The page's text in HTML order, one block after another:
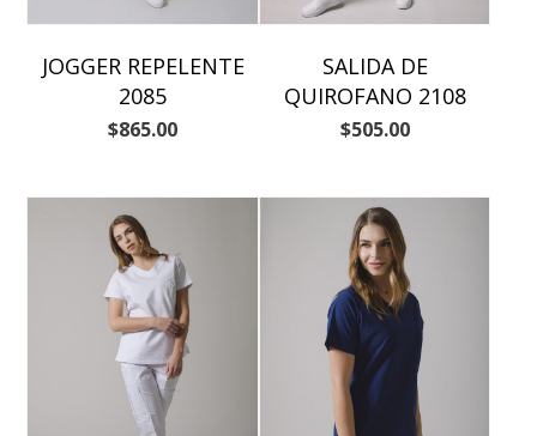
JOGGER REPELENTE
2085
$865.00
SALIDA DE
QUIROFANO 2108
$505.00